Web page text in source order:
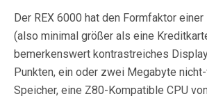
Der REX 6000 hat den Formfaktor
(also minimal größer als eine
bemerkenswert kontrastreiches
Punkten, ein oder zwei Megabyte
Speicher, eine Z80-Kompatible CPU